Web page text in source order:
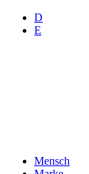
D
E
Mensch